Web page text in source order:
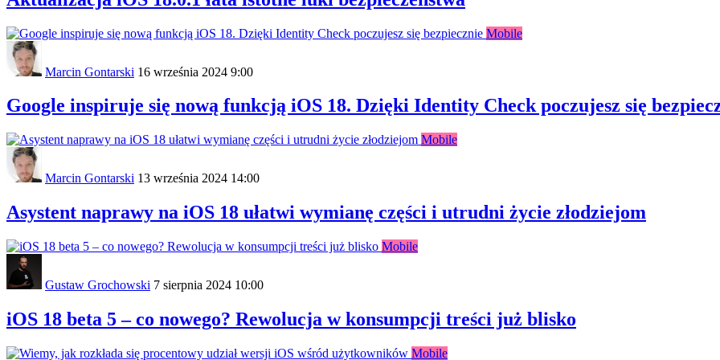
Mobile
Marcin Gontarski 16 września 2024 9:00
Google inspiruje się nową funkcją iOS 18. Dzięki Identity Check poczujesz się
Mobile
Marcin Gontarski 13 września 2024 14:00
Asystent naprawy na iOS 18 ułatwi wymianę części i utrudni życie złodziejom
Mobile
Gustaw Grochowski 7 sierpnia 2024 10:00
iOS 18 beta 5 – co nowego? Rewolucja w konsumpcji treści już blisko
Mobile